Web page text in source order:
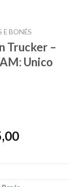
E BONÉS
Trucker –
Unico